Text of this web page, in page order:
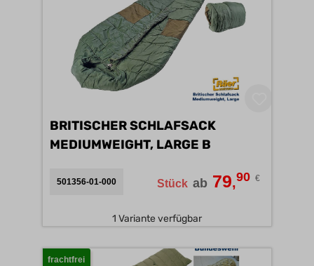
BRITISCHER SCHLAFSACK
MEDIUMWEIGHT, LARGE B
501356-01-000 Stück ab 79,90 €
1 Variante verfügbar
frachtfrei